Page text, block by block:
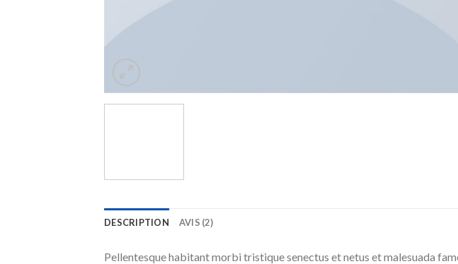
DESCRIPTION AVIS (2)
Pellentesque habitant morbi tristique senectus et netus et malesuada